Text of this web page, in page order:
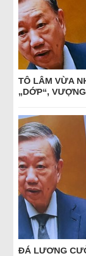
TÔ LÂM VỪA
„DỚP“,
ĐÁ LƯƠNG